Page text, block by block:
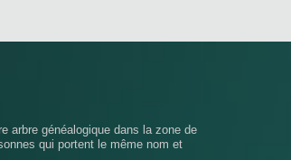
arbre généalogique dans la zone de
qui portent le même nom et